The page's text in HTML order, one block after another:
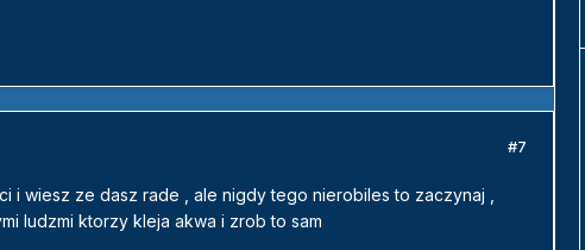
#7
i wiesz ze dasz rade , ale nigdy tego nierobiles to zaczynaj ,
ludzmi ktorzy kleja akwa i zrob to sam